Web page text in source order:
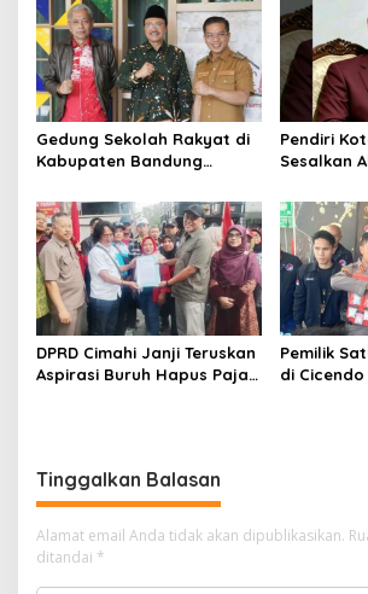
Gedung Sekolah Rakyat di
Kabupaten Bandung
Siap Tampung Dua Ribu
Siswa
Pendiri
Sesalkan
DPRD Cimahi Janji Teruskan
Aspirasi Buruh Hapus Pajak
Pemilik
di
Tinggalkan Balasan
Alamat email Anda tidak akan dipublikasikan.
ditandai *